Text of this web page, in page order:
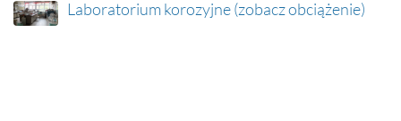
Laboratorium korozyjne (zobacz obciążenie)